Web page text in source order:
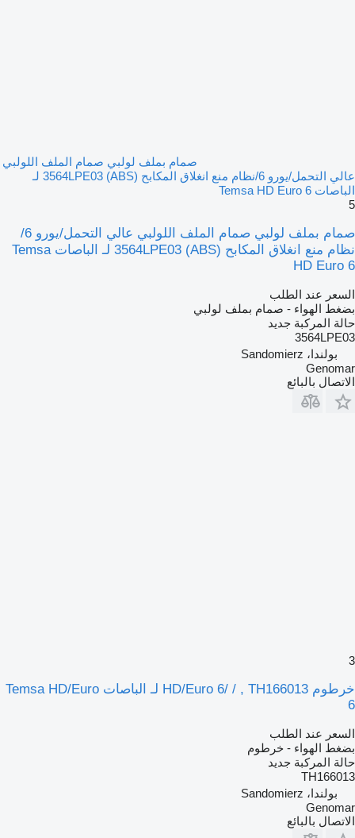
صمام بملف لولبي صمام الملف اللولبي
عالي التحمل/يورو 6/نظام منع انغلاق المكابح (ABS) 3564LPE03 لـ
الباصات Temsa HD Euro 6
5
صمام بملف لولبي صمام الملف اللولبي عالي التحمل/يورو 6/
نظام منع انغلاق المكابح (ABS) 3564LPE03 لـ الباصات Temsa
HD Euro 6
السعر عند الطلب
بضغط الهواء - صمام بملف لولبي
حالة المركبة جديد
3564LPE03
بولندا، Sandomierz
Genomar
الاتصال بالبائع
3
خرطوم HD/Euro 6/ / , TH166013 لـ الباصات Temsa HD/Euro
6
السعر عند الطلب
بضغط الهواء - خرطوم
حالة المركبة جديد
TH166013
بولندا، Sandomierz
Genomar
الاتصال بالبائع